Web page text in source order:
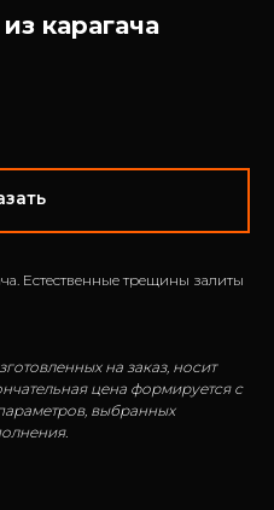
карагача
Естественные трещины залиты
на заказ, носит
цена формируется с
выбранных